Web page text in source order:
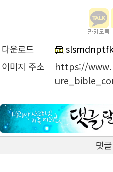
다운로드
이미지 주소
https://
댓